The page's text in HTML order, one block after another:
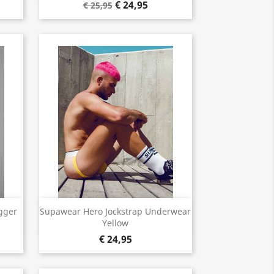
€ 25,95 € 24,95
Supawear Hero Jockstrap Underwear
Yellow
€ 24,95
Snel bekijken